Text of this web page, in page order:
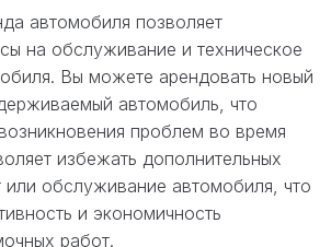
автомобиля позволяет
на обслуживание и техническое
Вы можете арендовать новый
автомобиль, что
проблем во время
избежать дополнительных
или обслуживание автомобиля, что
и экономичность
работ.